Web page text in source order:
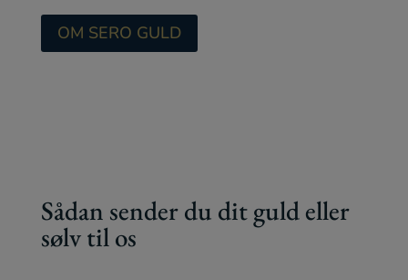
OM SERO GULD
Sådan sender du dit guld eller
sølv til os